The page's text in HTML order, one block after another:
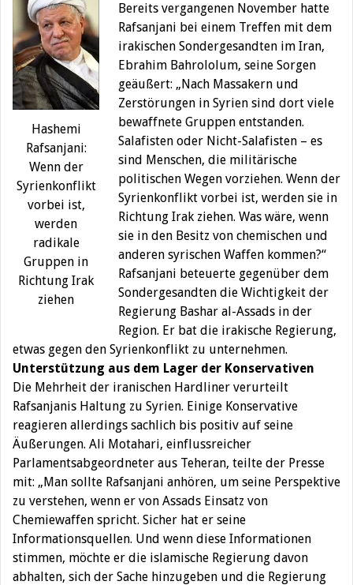
Hashemi
Rafsanjani:
Wenn der
Syrienkonflikt
vorbei ist,
werden
radikale
Gruppen in
Richtung Irak
ziehen
Bereits vergangenen November hatte
Rafsanjani bei einem Treffen mit dem
irakischen Sondergesandten im Iran,
Ebrahim Bahrololum, seine Sorgen
geäußert: „Nach Massakern und
Zerstörungen in Syrien sind dort viele
bewaffnete Gruppen entstanden.
Salafisten oder Nicht-Salafisten – es
sind Menschen, die militärische
politischen Wegen vorziehen. Wenn der
Syrienkonflikt vorbei ist, werden sie in
Richtung Irak ziehen. Was wäre, wenn
sie in den Besitz von chemischen und
anderen syrischen Waffen kommen?“
Rafsanjani beteuerte gegenüber dem
Sondergesandten die Wichtigkeit der
Regierung Bashar al-Assads in der
Region. Er bat die irakische Regierung,
etwas gegen den Syrienkonflikt zu unternehmen.
Unterstützung aus dem Lager der Konservativen
Die Mehrheit der iranischen Hardliner verurteilt
Rafsanjanis Haltung zu Syrien. Einige Konservative
reagieren allerdings sachlich bis positiv auf seine
Äußerungen. Ali Motahari, einflussreicher
Parlamentsabgeordneter aus Teheran, teilte der Presse
mit: „Man sollte Rafsanjani anhören, um seine Perspektive
zu verstehen, wenn er von Assads Einsatz von
Chemiewaffen spricht. Sicher hat er seine
Informationsquellen. Und wenn diese Informationen
stimmen, möchte er die islamische Regierung davon
abhalten, sich der Sache hinzugeben und die Regierung